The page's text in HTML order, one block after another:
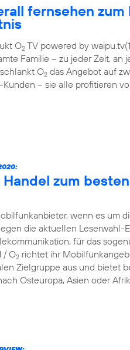
fernsehen
O2 TV powered by
Familie – zu jeder Zeit, an
O2 das Angebot auf
– sie alle profitieren
zum
wenn es um
die aktuellen Leserwahl-
für das
/ O2 richtet ihr
Zielgruppe aus und bietet
Osteuropa, Asien oder